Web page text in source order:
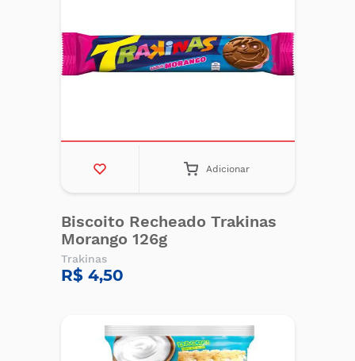
Adicionar
Biscoito Recheado Trakinas
Morango 126g
Trakinas
R$ 4,50